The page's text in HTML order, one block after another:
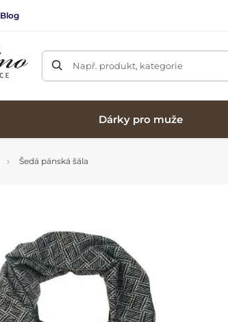
Blog
Např. produkt, kategorie
Dárky pro muže
Šedá pánská šála